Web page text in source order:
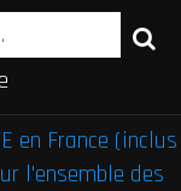
en France (inclus
l'ensemble des